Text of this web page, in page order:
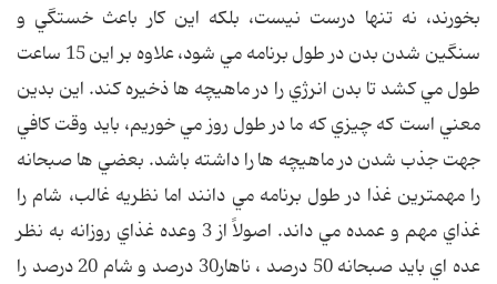
بخورند، نه تنها درست نيست، بلکه اين کار باعث خستگي و
سنگين شدن بدن در طول برنامه مي شود، علاوه بر اين 15 ساعت
طول مي کشد تا بدن انرژي را در ماهيچه ها ذخيره کند. اين بدين
معني است که چيزي که ما در طول روز مي خوريم، بايد وقت کافي
جهت جذب شدن در ماهيچه ها را داشته باشد. بعضي ها صبحانه
را مهمترين غذا در طول برنامه مي دانند اما نظريه غالب، شام را
غذاي مهم و عمده مي داند. اصولاً از 3 وعده غذاي روزانه به نظر
عده اي بايد صبحانه 50 درصد ، ناهار30 درصد و شام 20 درصد را